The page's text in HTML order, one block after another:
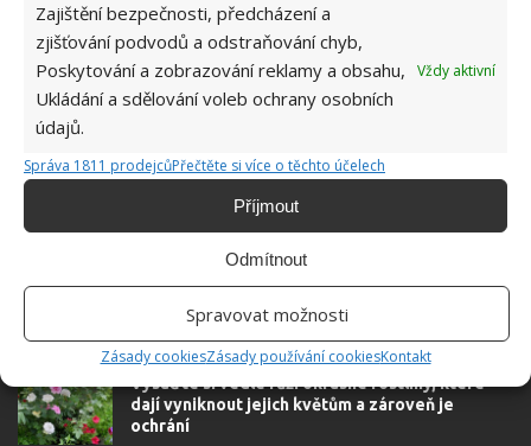
Zajištění bezpečnosti, předcházení a
zjišťování podvodů a odstraňování chyb,
Poskytování a zobrazování reklamy a obsahu,
Ukládání a sdělování voleb ochrany osobních
údajů.
Vždy aktivní
Správa 1811 prodejcůPřečtěte si více o těchto účelech
Příjmout
Odmítnout
Spravovat možnosti
Zásady cookiesZásady používání cookiesKontakt
Hana Musilová
Do redakce Bydlimeutulne.cz se
přidala během svých studií a práce
redaktorky ji tak nadchla, že se
autorovi]
SOUVISEJÍCÍ ČLÁNKY
Vysaďte si vedle růží okrasné rostliny, které
dají vyniknout jejich květům a zároveň je
ochrání